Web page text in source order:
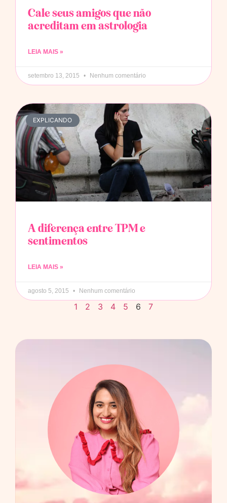
Cale seus amigos que não
acreditam em astrologia
LEIA MAIS »
setembro 13, 2015 Nenhum comentário
EXPLICANDO
A diferença entre TPM e
sentimentos
LEIA MAIS »
agosto 5, 2015 Nenhum comentário
1 2 3 4 5 6 7